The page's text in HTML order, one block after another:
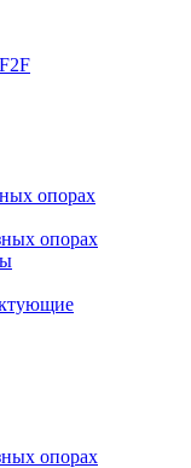
опорах
опорах
опорах